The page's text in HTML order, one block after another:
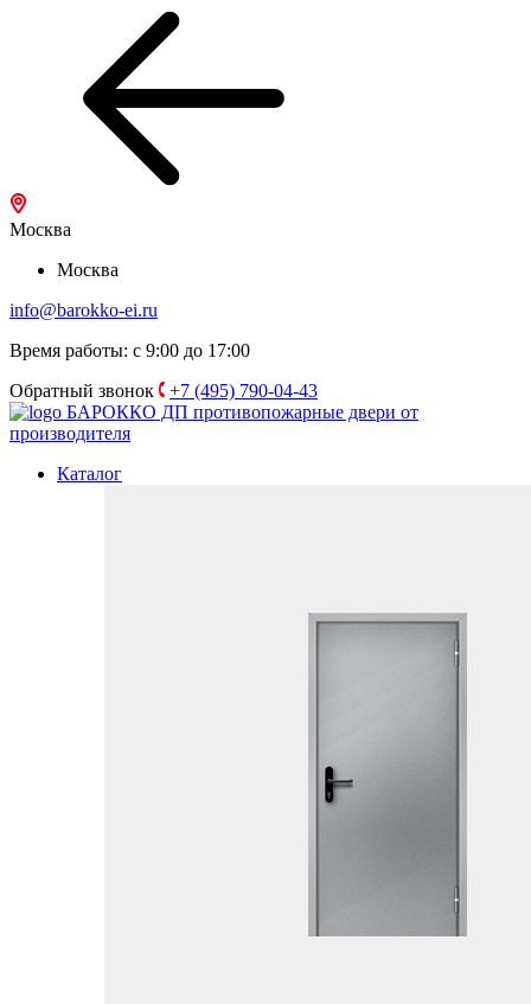
Москва
Москва
info@barokko-ei.ru
Время работы: с 9:00 до 17:00
Обратный звонок
+7 (495) 790-04-43
БАРОККО ДП противопожарные двери от
производителя
Каталог